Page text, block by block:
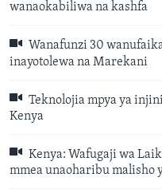
wanaokabiliwa na kashfa
Wanafunzi 30
inayotolewa na Marekani
Teknolojia mpya ya
Kenya
Kenya: Wafugaji wa
mmea unaoharibu malisho